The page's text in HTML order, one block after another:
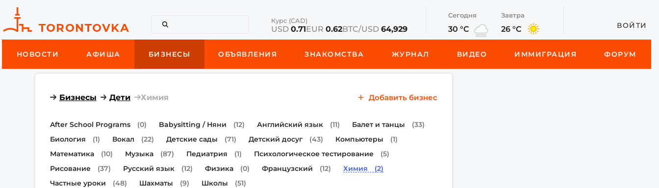
Курс (CAD)
USD 0.71EUR 0.62BTC/USD 64,929
Сегодня
30 °C
Завтра
26 °C ВОЙТИ
НОВОСТИ АФИША БИЗНЕСЫ ОБЪЯВЛЕНИЯ ЗНАКОМСТВА ЖУРНАЛ ВИДЕО ИММИГРАЦИЯ ФОРУМ
Бизнесы Дети Химия Добавить бизнес
After School Programs (0) Babysitting / Няни (12) Английский язык (11) Балет и танцы
(33)
Биология
(1) Вокал (22) Детские сады (71) Детский досуг (43) Компьютеры
(1)
Математика
(10) Музыка (87) Педиатрия (1) Психологическое тестирование
(5)
Рисование
(37) Русский язык (12) Физика (0) Французский (12) Химия
(2)
Частные уроки
(48) Шахматы (9) Школы (51)